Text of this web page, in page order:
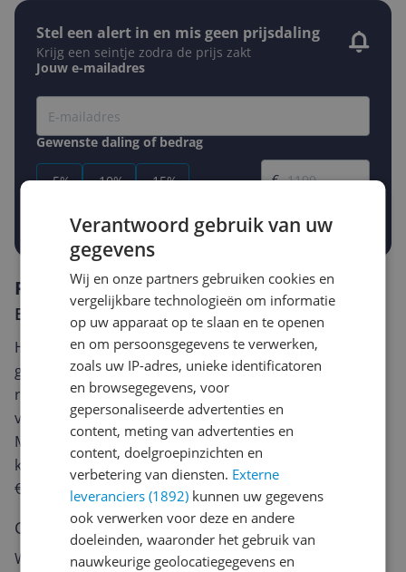
Stel een alert in en mis geen prijsdaling
Krijg een seintje zodra de prijs zakt
Jouw e-mailadres
Gewenste daling of bedrag
-5% -10% -15%
Gewenste prijs
€
Prijsalert aanzetten
Reviews
Er zijn nog geen reviews geschreven
Heb jij dit product in bezit en wil je graag je mening
geven? Start dan hieronder met het schrijven van je
review. Afhankelijk van de details duurt het schrijven
van een review gemiddeld tussen de 3 en 10 minuten.
Met jouw mening help je andere bezoekers een betere
keuze te maken én maak je iedere maand kans op
€250,-!
Klik hier voor de actievoorwaarden.
Cijfer
Welk cijfer geef jij dit product?
Verantwoord gebruik van uw
gegevens
Wij en onze partners gebruiken cookies en
vergelijkbare technologieën om informatie
op uw apparaat op te slaan en te openen
en om persoonsgegevens te verwerken,
zoals uw IP-adres, unieke identificatoren
en browsegegevens, voor
gepersonaliseerde advertenties en
content, meting van advertenties en
content, doelgroepinzichten en
verbetering van diensten. Externe
leveranciers (1892) kunnen uw gegevens
ook verwerken voor deze en andere
doeleinden, waaronder het gebruik van
nauwkeurige geolocatiegegevens en